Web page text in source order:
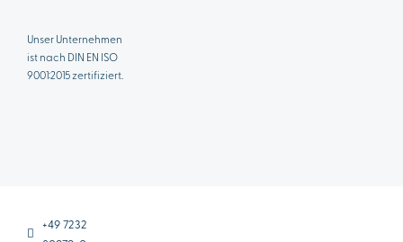
Unser Unternehmen
ist nach DIN EN ISO
9001:2015 zertifiziert.
+49 7232